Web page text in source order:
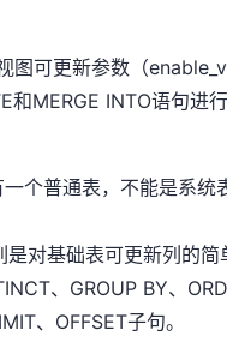
图可更新参数（
和MERGE INTO语句进
一个普通表，不能是系
对基础表可更新列的简
、GROUP BY、
、OFFSET子句。